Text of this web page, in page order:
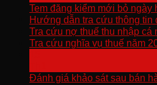
Tem đăng kiểm mới bỏ ngày
Hướng dẫn tra cứu thông tin
Tra cứu nợ thuế thu nhập cá
Tra cứu nghĩa vụ thuế năm
Đánh giá khảo sát sau bán